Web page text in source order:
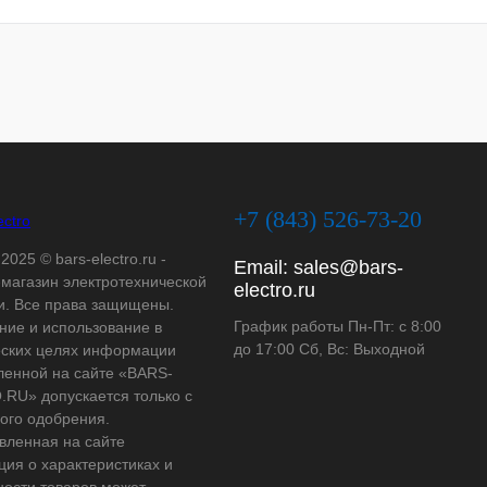
© bars-electro.ru -
электротехнической
Все права защищены.
и использование в
целях информации
на сайте «BARS-
допускается только с
одобрения.
на сайте
о характеристиках и
+7 (843) 526-73-20
Email: sales@bars-
electro.ru
График работы Пн-Пт: с 8:00
до 17:00 Сб, Вс: Выходной